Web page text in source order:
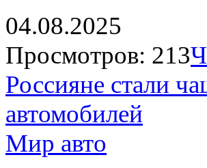
04.08.2025
Просмотров: 213
Россияне стали
автомобилей
Мир авто